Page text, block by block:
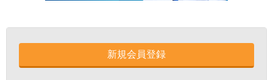
新規会員登録